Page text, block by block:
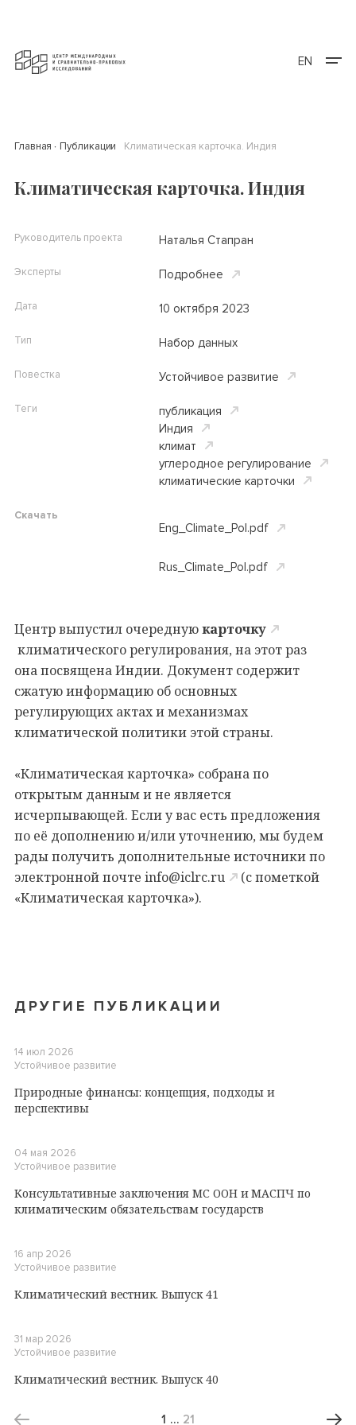
EN
Главная Публикации Климатическая карточка. Индия
Климатическая карточка. Индия
Центр выпустил очереднуюкарточку
климатического регулирования, на этот раз
она посвящена Индии. Документ содержит
сжатую информацию об основных
регулирующих актах и механизмах
климатической политики этой страны.
«Климатическая карточка» собрана по
открытым данным и не является
исчерпывающей. Если у вас есть предложения
по её дополнению и/или уточнению, мы будем
рады получить дополнительные источники по
электронной почте info@iclrc.ru
(с пометкой
«Климатическая карточка»).
Руководитель проекта Наталья Стапран
Эксперты Подробнее
Дата 10 октября 2023
Тип Набор данных
Повестка Устойчивое развитие
Теги
публикация
Индия
климат
углеродное регулирование
климатические карточки
Скачать
Eng_Climate_Pol.pdf
Rus_Climate_Pol.pdf
ДРУГИЕ ПУБЛИКАЦИИ
14 июл 2026
Устойчивое развитие
Природные финансы: концепция, подходы и
перспективы
04 мая 2026
Устойчивое развитие
Консультативные заключения МС ООН и МАСПЧ по
климатическим обязательствам государств
16 апр 2026
Устойчивое развитие
Климатический вестник. Выпуск 41
31 мар 2026
Устойчивое развитие
Климатический вестник. Выпуск 40
1 … 21